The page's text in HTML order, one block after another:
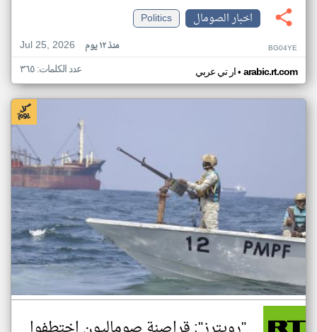
اخبار الصومال
Politics
Jul 25, 2026
منذ ١٢ يوم BG04YE
ار تي عربي• arabic.rt.com عدد الكلمات: ٣٦٥